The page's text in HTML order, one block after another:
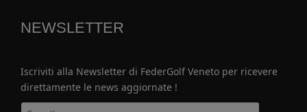
NEWSLETTER
Iscriviti alla Newsletter di FederGolf Veneto per ricevere
direttamente le news aggiornate !